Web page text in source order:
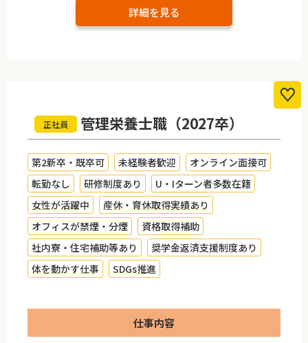
詳細を見る
正社員 管理栄養士職（2027卒）
第2新卒・既卒可 未経験者歓迎
オンライン面接可
転勤なし
研修制度あり
U・Iターン者多数在籍
女性が活躍中
産休・育休取得実績あり
オフィスが禁煙・分煙
資格取得補助
社内寮・住宅補助等あり
奨学金返済支援制度あり
体を動かす仕事
SDGs推進
仕事内容